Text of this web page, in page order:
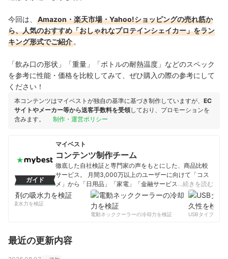
今回は、
Amazon・楽天市場・Yahoo!ショッピングの売れ筋か
ら、人気のおすすめ「おしゃれなプロテインシェイカー」をラン
キング形式でご紹介 。
「飲み口の形状」「重量」「ボトルの耐熱温度」などのスペック
を参考に性能・価格を比較してみて、ぜひ購入の際の参考にして
ください！
本コンテンツはマイベストが独自の基準に基づき制作していますが、 EC
サイトやメーカー等から送客手数料を受領しており、プロモーションを
含みます。
制作・運営ポリシー
ガイド
マイベスト
コンテンツ制作チーム
徹底した自社検証と専門家の声をもとにした、商品比較
サービス。 月間3,000万以上のユーザーに向けて「コス
メ」から「日用品」「家電」「金融サービス」まで、ベ
ストな商品を選んでもらうために、毎日コンテンツを制
コンテンツ制作チームのプロフィール
…続きを読む
の吸水力を検証
電動ネッククーラーの冷却力を検証
USBタイプCケー
最近の更新内容